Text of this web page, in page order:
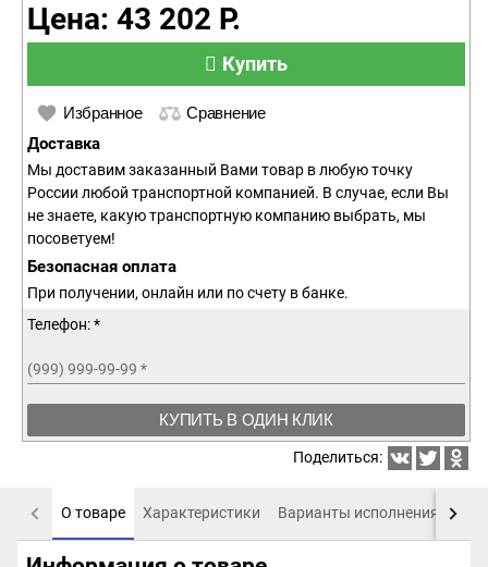
Цена: 43 202 Р.
Купить
Избранное Сравнение
Доставка
Мы доставим заказанный Вами товар в любую точку
России любой транспортной компанией. В случае, если Вы
не знаете, какую транспортную компанию выбрать, мы
посоветуем!
Безопасная оплата
При получении, онлайн или по счету в банке.
Телефон: *
(999) 999-99-99 *
КУПИТЬ В ОДИН КЛИК
Поделиться:
О товаре Характеристики Варианты исполнения